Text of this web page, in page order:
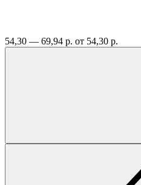
54,30 — 69,94 р. от 54,30 р.